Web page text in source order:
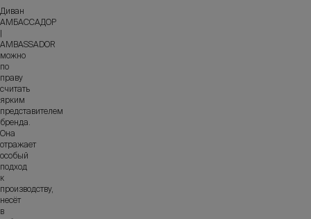
Диван
АМБАССАДОР
AMBASSADOR
можно
по
праву
считать
ярким
представителем
бренда.
Она
отражает
особый
подход
к
производству,
несёт
в